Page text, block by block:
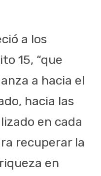
a los
15, “que
a hacia el
hacia las
en cada
recuperar la
en